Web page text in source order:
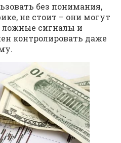
без понимания,
не стоит – они могут
ложные сигналы и
контролировать даже